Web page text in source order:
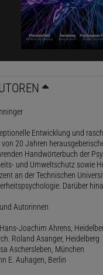
Entwicklung und
von 20 Jahren
Handwörterbuch der
und Umweltschutz sowie
an der Technischen
Darüber
Autorinnen
Joachim Ahrens,
Roland Asanger, Heidelberg
Aschersleben, München
E. Auhagen, Berlin